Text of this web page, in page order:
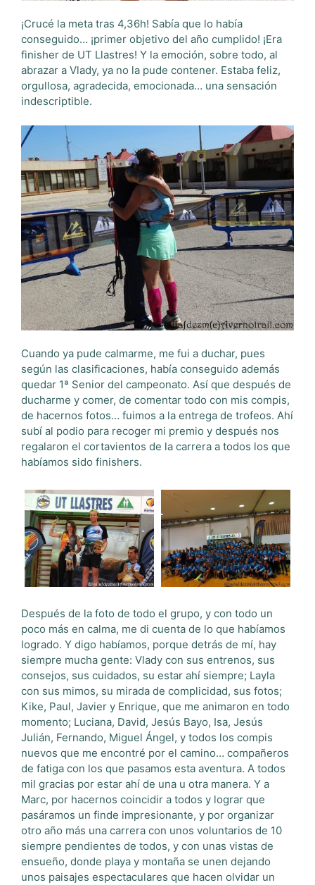
¡Crucé la meta tras 4,36h! Sabía que lo había
conseguido… ¡primer objetivo del año cumplido! ¡Era
finisher de UT Llastres! Y la emoción, sobre todo, al
abrazar a Vlady, ya no la pude contener. Estaba feliz,
orgullosa, agradecida, emocionada… una sensación
indescriptible.
Cuando ya pude calmarme, me fui a duchar, pues
según las clasificaciones, había conseguido además
quedar 1ª Senior del campeonato. Así que después de
ducharme y comer, de comentar todo con mis compis,
de hacernos fotos… fuimos a la entrega de trofeos. Ahí
subí al podio para recoger mi premio y después nos
regalaron el cortavientos de la carrera a todos los que
habíamos sido finishers.
Después de la foto de todo el grupo, y con todo un
poco más en calma, me di cuenta de lo que habíamos
logrado. Y digo habíamos, porque detrás de mí, hay
siempre mucha gente: Vlady con sus entrenos, sus
consejos, sus cuidados, su estar ahí siempre; Layla
con sus mimos, su mirada de complicidad, sus fotos;
Kike, Paul, Javier y Enrique, que me animaron en todo
momento; Luciana, David, Jesús Bayo, Isa, Jesús
Julián, Fernando, Miguel Ángel, y todos los compis
nuevos que me encontré por el camino… compañeros
de fatiga con los que pasamos esta aventura. A todos
mil gracias por estar ahí de una u otra manera. Y a
Marc, por hacernos coincidir a todos y lograr que
pasáramos un finde impresionante, y por organizar
otro año más una carrera con unos voluntarios de 10
siempre pendientes de todos, y con unas vistas de
ensueño, donde playa y montaña se unen dejando
unos paisajes espectaculares que hacen olvidar un